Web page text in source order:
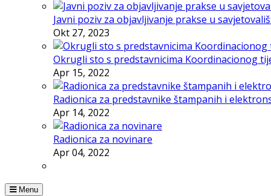
Javni poziv za objavljivanje prakse u
Okt 27, 2023
Okrugli sto s predstavnicima Koordinacionog
Apr 15, 2022
Radionica za predstavnike štampanih i
Apr 14, 2022
Radionica za novinare
Apr 04, 2022
Menu